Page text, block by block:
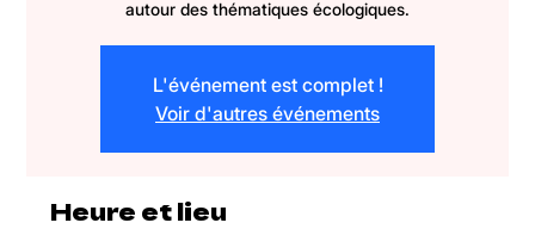
autour des thématiques écologiques.
L'événement est complet !
Voir d'autres événements
Heure et lieu